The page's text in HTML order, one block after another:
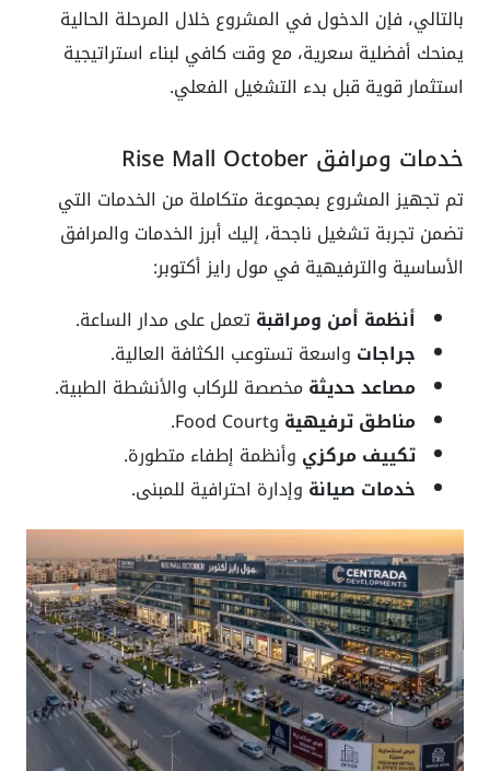
بالتالي، فإن الدخول في المشروع خلال المرحلة الحالية
يمنحك أفضلية سعرية، مع وقت كافي لبناء استراتيجية
استثمار قوية قبل بدء التشغيل الفعلي.
خدمات ومرافق Rise Mall October
تم تجهيز المشروع بمجموعة متكاملة من الخدمات التي
تضمن تجربة تشغيل ناجحة، إليك أبرز الخدمات والمرافق
الأساسية والترفيهية في مول رايز أكتوبر:
أنظمة أمن ومراقبةتعمل على مدار الساعة.
جراجات واسعة تستوعب الكثافة العالية.
مصاعد حديثة مخصصة للركاب والأنشطة الطبية.
مناطق ترفيهية وFood Court.
تكييف مركزي وأنظمة إطفاء متطورة.
خدمات صيانة وإدارة احترافية للمبنى.